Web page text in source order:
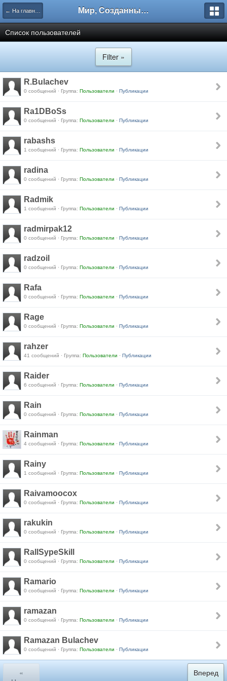
← На главную Мир, Созданный Мастером.
Список пользователей
Filter »
R.Bulachev
0 сообщений · Группа: Пользователи · Публикации
Ra1DBoSs
0 сообщений · Группа: Пользователи · Публикации
rabashs
1 сообщений · Группа: Пользователи · Публикации
radina
0 сообщений · Группа: Пользователи · Публикации
Radmik
1 сообщений · Группа: Пользователи · Публикации
radmirpak12
0 сообщений · Группа: Пользователи · Публикации
radzoil
0 сообщений · Группа: Пользователи · Публикации
Rafa
0 сообщений · Группа: Пользователи · Публикации
Rage
0 сообщений · Группа: Пользователи · Публикации
rahzer
41 сообщений · Группа: Пользователи · Публикации
Raider
6 сообщений · Группа: Пользователи · Публикации
Rain
0 сообщений · Группа: Пользователи · Публикации
Rainman
4 сообщений · Группа: Пользователи · Публикации
Rainy
1 сообщений · Группа: Пользователи · Публикации
Raivamoocox
0 сообщений · Группа: Пользователи · Публикации
rakukin
0 сообщений · Группа: Пользователи · Публикации
RallSypeSkill
0 сообщений · Группа: Пользователи · Публикации
Ramario
0 сообщений · Группа: Пользователи · Публикации
ramazan
0 сообщений · Группа: Пользователи · Публикации
Ramazan Bulachev
0 сообщений · Группа: Пользователи · Публикации
«
Вперед